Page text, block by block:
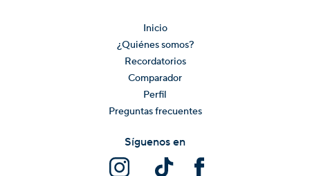
Inicio
¿Quiénes somos?
Recordatorios
Comparador
Perfil
Preguntas frecuentes
Síguenos en